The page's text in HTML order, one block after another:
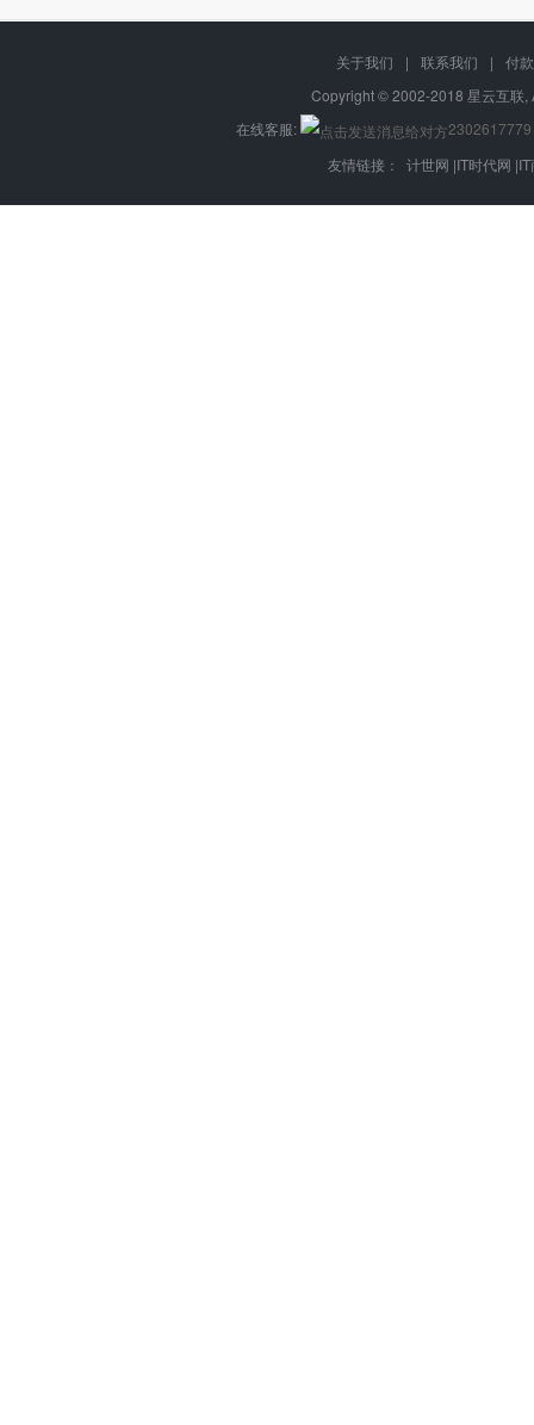
关于我们 | 联系我们 |
付
Copyright © 2002-2018 星云互
在线客服:
2302617779
友情链接： 计世网 |IT时代网 |